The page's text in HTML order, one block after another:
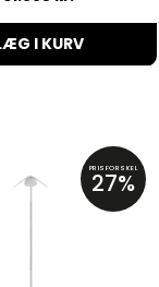
I KURV
PRISFORSKEL
27%